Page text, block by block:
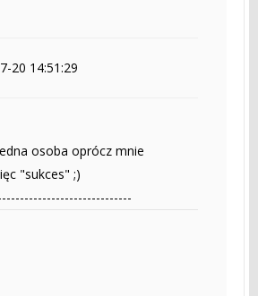
20 14:51:29
osoba oprócz mnie
"sukces" ;)